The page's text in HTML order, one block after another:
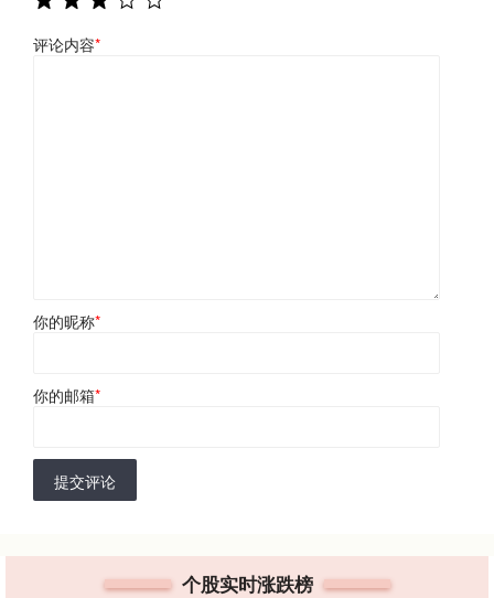
评论内容*
你的昵称*
你的邮箱*
提交评论
个股实时涨跌榜